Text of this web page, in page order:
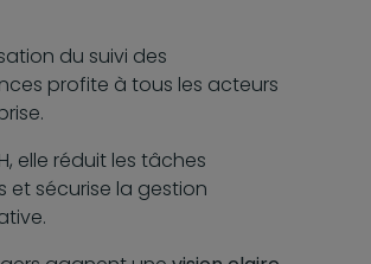
du suivi des
profite à tous les acteurs
elle réduit les tâches
et sécurise la gestion